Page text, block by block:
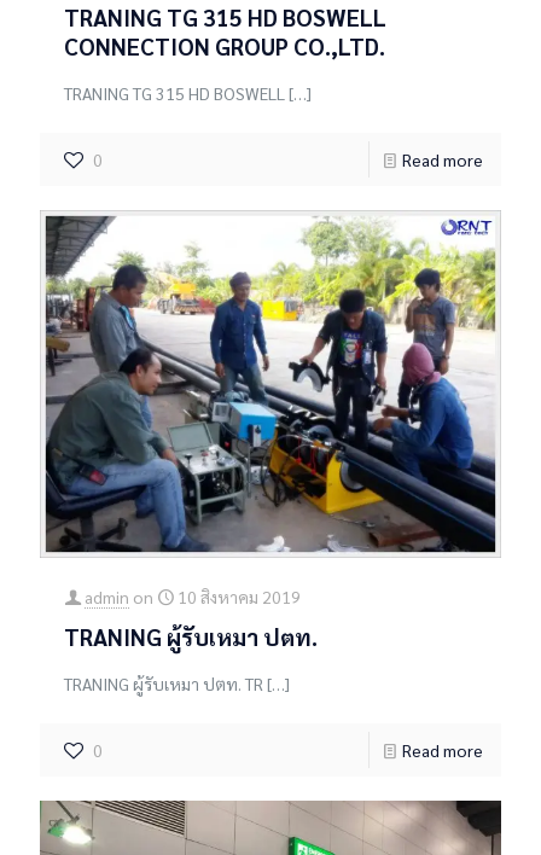
TRANING TG 315 HD BOSWELL
CONNECTION GROUP CO.,LTD.
TRANING TG 315 HD BOSWELL […]
0 Read more
admin on 10 สิงหาคม 2019
TRANING ผู้รับเหมา ปตท.
TRANING ผู้รับเหมา ปตท. TR […]
0 Read more